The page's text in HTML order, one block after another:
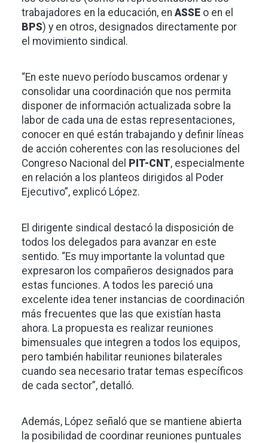
trabajadores en la educación, en ASSE o en el
BPS) y en otros, designados directamente por
el movimiento sindical.
“En este nuevo período buscamos ordenar y
consolidar una coordinación que nos permita
disponer de información actualizada sobre la
labor de cada una de estas representaciones,
conocer en qué están trabajando y definir líneas
de acción coherentes con las resoluciones del
Congreso Nacional del
PIT-CNT, especialmente
en relación a los planteos dirigidos al Poder
Ejecutivo”, explicó López.
El dirigente sindical destacó la disposición de
todos los delegados para avanzar en este
sentido. “Es muy importante la voluntad que
expresaron los compañeros designados para
estas funciones. A todos les pareció una
excelente idea tener instancias de coordinación
más frecuentes que las que existían hasta
ahora. La propuesta es realizar reuniones
bimensuales que integren a todos los equipos,
pero también habilitar reuniones bilaterales
cuando sea necesario tratar temas específicos
de cada sector”, detalló.
Además, López señaló que se mantiene abierta
la posibilidad de coordinar reuniones puntuales